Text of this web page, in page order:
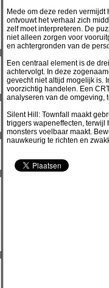
Mede om deze reden
ontvouwt het verhaal zich
zelf moet interpreteren. De
niet alleen zorgen voor
en achtergronden van de
Een centraal element is de
achtervolgt. In deze
gevecht niet altijd mogelijk is.
voorzichtig handelen. Een
analyseren van de omgeving,
Silent Hill: Townfall maakt
triggers wapeneffecten,
monsters voelbaar maakt.
nauwkeurig te richten en